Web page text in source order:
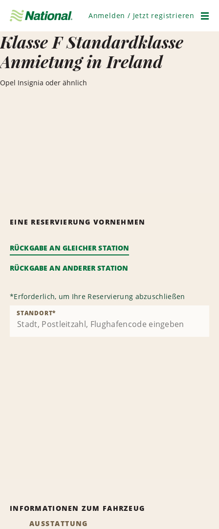
überspringen
Anmelden / Jetzt registrieren
Klasse F Standardklasse
Anmietung in Ireland
Opel Insignia oder ähnlich
EINE RESERVIERUNG VORNEHMEN
RÜCKGABE AN GLEICHER STATION
RÜCKGABE AN ANDERER STATION
*Erforderlich, um Ihre Reservierung abzuschließen
STANDORT*
INFORMATIONEN ZUM FAHRZEUG
AUSSTATTUNG